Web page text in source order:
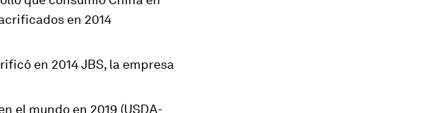
en 2014
en 2014 JBS, la empresa
el mundo en 2019 (USDA-